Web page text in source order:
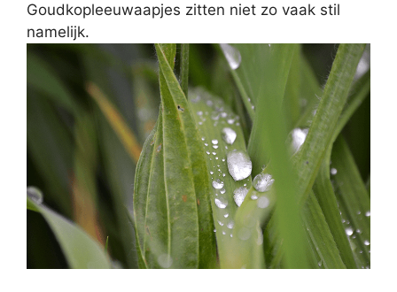
Goudkopleeuwaapjes zitten niet zo vaak stil
namelijk.